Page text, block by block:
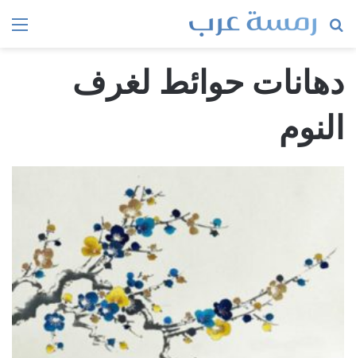
بحث
دهانات حوائط لغرف
النوم